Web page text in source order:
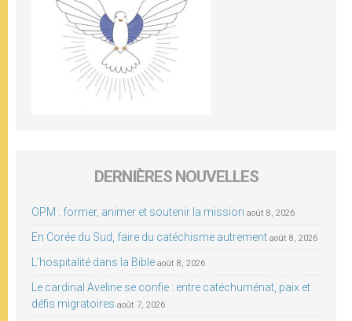
DERNIÈRES NOUVELLES
OPM : former, animer et soutenir la mission août 8, 2026
En Corée du Sud, faire du catéchisme autrement août 8, 2026
L’hospitalité dans la Bible août 8, 2026
Le cardinal Aveline se confie : entre catéchuménat, paix et
défis migratoires août 7, 2026